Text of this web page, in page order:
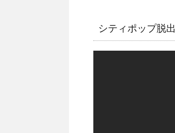
シティポップ脱出